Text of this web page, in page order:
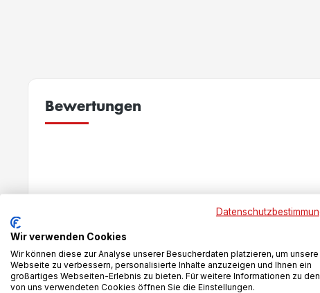
Bewertungen
Wir verwenden Cookies
Wir können diese zur Analyse unserer Besucherdaten platzieren, um unsere
Webseite zu verbessern, personalisierte Inhalte anzuzeigen und Ihnen ein
großartiges Webseiten-Erlebnis zu bieten. Für weitere Informationen zu den
von uns verwendeten Cookies öffnen Sie die Einstellungen.